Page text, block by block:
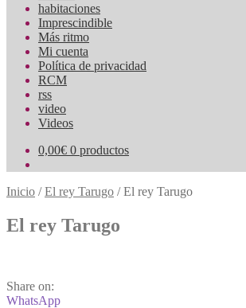
habitaciones
Imprescindible
Más ritmo
Mi cuenta
Política de privacidad
RCM
rss
video
Videos
0,00€ 0 productos
Inicio /El rey Tarugo /El rey Tarugo
El rey Tarugo
Share on:
WhatsApp